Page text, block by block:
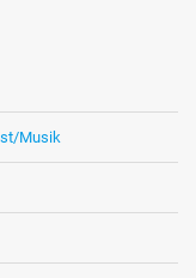
Musik